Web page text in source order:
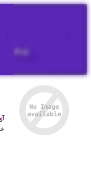
آی نوتی
خدیجه رجبیان